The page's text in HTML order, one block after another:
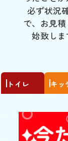
必ず状況
で、お見
始致しま
トイレ キッ